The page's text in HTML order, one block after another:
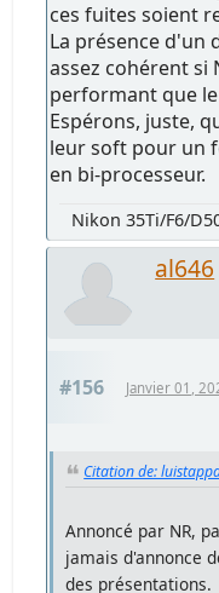
ces fuites soient
La présence d'un
assez cohérent si
performant que
Espérons, juste,
leur soft pour un
en bi-processeur.
Nikon 35Ti/F6/
al646
#156 Janvier 01,
Citation de:
Annoncé par NR,
jamais d'annonce
des présentations.